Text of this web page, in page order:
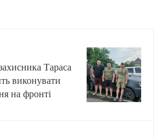
Тараса
виконувати
на фронті